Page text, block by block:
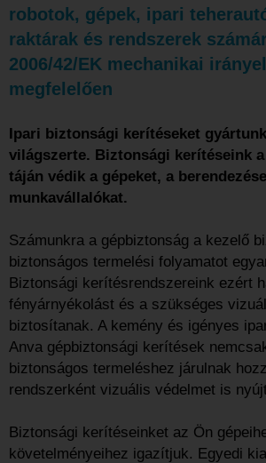
robotok, gépek, ipari
raktárak és rendszerek
2006/42/EK mechanikai
megfelelően
Ipari biztonsági kerítéseket
világszerte. Biztonsági kerítéseink
táján védik a gépeket, a
munkavállalókat.
Számunkra a gépbiztonság a kezelő
biztonságos termelési folyamatot
Biztonsági kerítésrendszereink ezért
fényárnyékolást és a szükséges
biztosítanak. A kemény és igényes
Anva gépbiztonsági kerítések
biztonságos termeléshez járulnak
rendszerként vizuális védelmet is
Biztonsági kerítéseinket az Ön
követelményeihez igazítjuk. Egyedi